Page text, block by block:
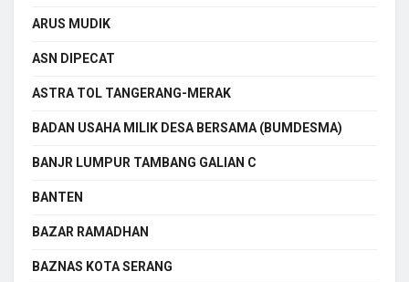
ARUS MUDIK
ASN DIPECAT
ASTRA TOL TANGERANG-MERAK
BADAN USAHA MILIK DESA BERSAMA (BUMDESMA)
BANJR LUMPUR TAMBANG GALIAN C
BANTEN
BAZAR RAMADHAN
BAZNAS KOTA SERANG